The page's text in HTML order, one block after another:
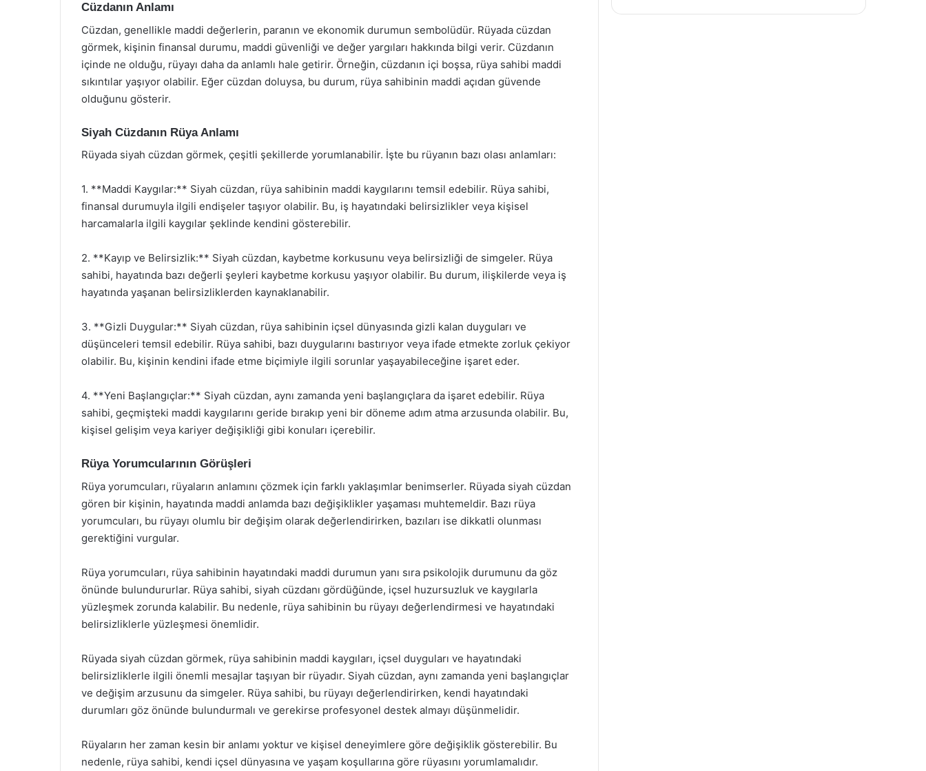
Cüzdanın Anlamı
Cüzdan, genellikle maddi değerlerin, paranın ve ekonomik durumun sembolüdür. Rüyada cüzdan
görmek, kişinin finansal durumu, maddi güvenliği ve değer yargıları hakkında bilgi verir. Cüzdanın
içinde ne olduğu, rüyayı daha da anlamlı hale getirir. Örneğin, cüzdanın içi boşsa, rüya sahibi maddi
sıkıntılar yaşıyor olabilir. Eğer cüzdan doluysa, bu durum, rüya sahibinin maddi açıdan güvende
olduğunu gösterir.
Siyah Cüzdanın Rüya Anlamı
Rüyada siyah cüzdan görmek, çeşitli şekillerde yorumlanabilir. İşte bu rüyanın bazı olası anlamları:
1. **Maddi Kaygılar:** Siyah cüzdan, rüya sahibinin maddi kaygılarını temsil edebilir. Rüya sahibi,
finansal durumuyla ilgili endişeler taşıyor olabilir. Bu, iş hayatındaki belirsizlikler veya kişisel
harcamalarla ilgili kaygılar şeklinde kendini gösterebilir.
2. **Kayıp ve Belirsizlik:** Siyah cüzdan, kaybetme korkusunu veya belirsizliği de simgeler. Rüya
sahibi, hayatında bazı değerli şeyleri kaybetme korkusu yaşıyor olabilir. Bu durum, ilişkilerde veya iş
hayatında yaşanan belirsizliklerden kaynaklanabilir.
3. **Gizli Duygular:** Siyah cüzdan, rüya sahibinin içsel dünyasında gizli kalan duyguları ve
düşünceleri temsil edebilir. Rüya sahibi, bazı duygularını bastırıyor veya ifade etmekte zorluk çekiyor
olabilir. Bu, kişinin kendini ifade etme biçimiyle ilgili sorunlar yaşayabileceğine işaret eder.
4. **Yeni Başlangıçlar:** Siyah cüzdan, aynı zamanda yeni başlangıçlara da işaret edebilir. Rüya
sahibi, geçmişteki maddi kaygılarını geride bırakıp yeni bir döneme adım atma arzusunda olabilir. Bu,
kişisel gelişim veya kariyer değişikliği gibi konuları içerebilir.
Rüya Yorumcularının Görüşleri
Rüya yorumcuları, rüyaların anlamını çözmek için farklı yaklaşımlar benimserler. Rüyada siyah cüzdan
gören bir kişinin, hayatında maddi anlamda bazı değişiklikler yaşaması muhtemeldir. Bazı rüya
yorumcuları, bu rüyayı olumlu bir değişim olarak değerlendirirken, bazıları ise dikkatli olunması
gerektiğini vurgular.
Rüya yorumcuları, rüya sahibinin hayatındaki maddi durumun yanı sıra psikolojik durumunu da göz
önünde bulundururlar. Rüya sahibi, siyah cüzdanı gördüğünde, içsel huzursuzluk ve kaygılarla
yüzleşmek zorunda kalabilir. Bu nedenle, rüya sahibinin bu rüyayı değerlendirmesi ve hayatındaki
belirsizliklerle yüzleşmesi önemlidir.
Rüyada siyah cüzdan görmek, rüya sahibinin maddi kaygıları, içsel duyguları ve hayatındaki
belirsizliklerle ilgili önemli mesajlar taşıyan bir rüyadır. Siyah cüzdan, aynı zamanda yeni başlangıçlar
ve değişim arzusunu da simgeler. Rüya sahibi, bu rüyayı değerlendirirken, kendi hayatındaki
durumları göz önünde bulundurmalı ve gerekirse profesyonel destek almayı düşünmelidir.
Rüyaların her zaman kesin bir anlamı yoktur ve kişisel deneyimlere göre değişiklik gösterebilir. Bu
nedenle, rüya sahibi, kendi içsel dünyasına ve yaşam koşullarına göre rüyasını yorumlamalıdır.